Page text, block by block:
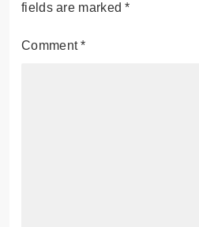
fields are marked*
Comment*